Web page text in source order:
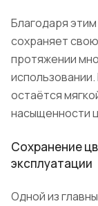
Благодаря
сохраняет
протяжении
остаётся
насыщенности
Сохранение
эксплуатации
Одной из